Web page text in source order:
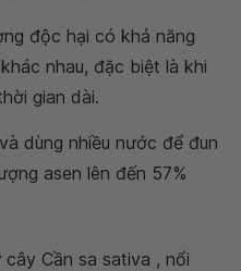
độc hại có khả năng
nhau, đặc biệt là khi
gian dài.
dùng nhiều nước để đun
asen lên đến 57%
Cần sa sativa , nổi